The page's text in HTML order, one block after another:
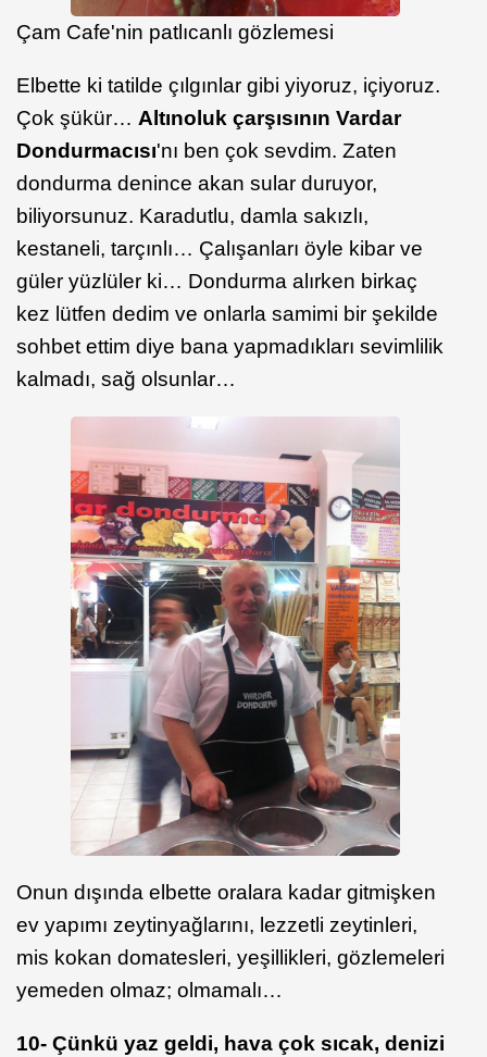
Çam Cafe'nin patlıcanlı gözlemesi
Elbette ki tatilde çılgınlar gibi yiyoruz, içiyoruz.
Çok şükür… Altınoluk çarşısının Vardar
Dondurmacısı'nı ben çok sevdim. Zaten
dondurma denince akan sular duruyor,
biliyorsunuz. Karadutlu, damla sakızlı,
kestaneli, tarçınlı… Çalışanları öyle kibar ve
güler yüzlüler ki… Dondurma alırken birkaç
kez lütfen dedim ve onlarla samimi bir şekilde
sohbet ettim diye bana yapmadıkları sevimlilik
kalmadı, sağ olsunlar…
Onun dışında elbette oralara kadar gitmişken
ev yapımı zeytinyağlarını, lezzetli zeytinleri,
mis kokan domatesleri, yeşillikleri, gözlemeleri
yemeden olmaz; olmamalı…
10- Çünkü yaz geldi, hava çok sıcak, denizi